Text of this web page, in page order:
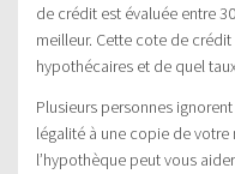
de crédit est évaluée entre
meilleur. Cette cote de
hypothécaires et de quel
Plusieurs personnes
légalité à une copie de
l’hypothèque peut vous